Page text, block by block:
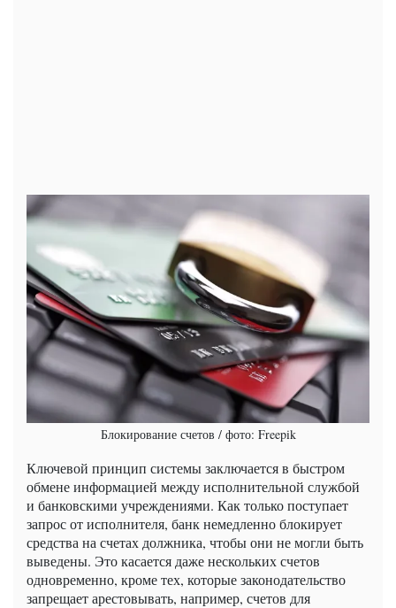
Блокирование счетов / фото: Freepik
Ключевой принцип системы заключается в быстром
обмене информацией между исполнительной службой
и банковскими учреждениями. Как только поступает
запрос от исполнителя, банк немедленно блокирует
средства на счетах должника, чтобы они не могли быть
выведены. Это касается даже нескольких счетов
одновременно, кроме тех, которые законодательство
запрещает арестовывать, например, счетов для